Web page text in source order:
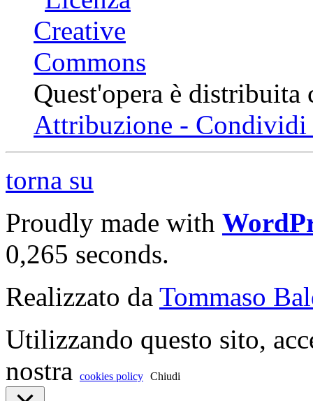
Quest'opera è
Attribuzione - Condividi
torna su
Proudly made with
0,265 seconds.
Realizzato da Tommaso
Utilizzando questo sito,
nostra
cookies policy Chiudi